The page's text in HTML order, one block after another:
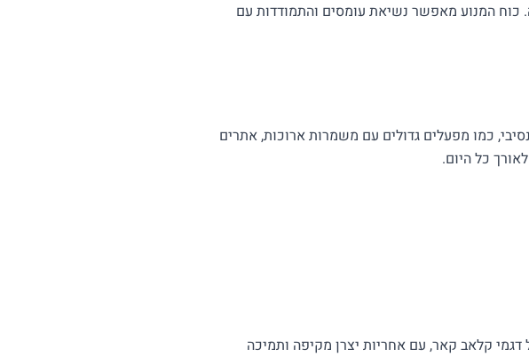
כוח המנוע מאפשר נשיאת עומסים והתמודדות עם
כמו מפעלים גדולים עם משמרות ארוכות, אתרים
כל היום.
דגמי קלאב קאר, עם אחריות יצרן מקיפה ותמיכה